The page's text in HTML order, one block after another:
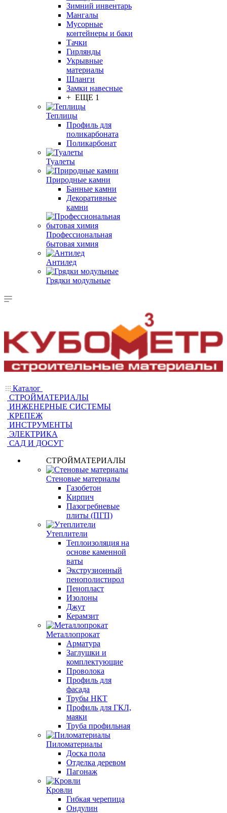
Зимний инвентарь
Мангалы
Мусорные
контейнеры и баки
Тачки
Гирлянды
Укрывные
материалы
Шланги
Замки навесные
+ ЕЩЕ 1
Теплицы
Профиль для
поликарбоната
Поликарбонат
Туалеты
Природные камни
Банные камни
Декоративные
камни
Профессиональная
бытовая химия
Антилед
Грядки модульные
Каталог
СТРОЙМАТЕРИАЛЫ
ИНЖЕНЕРНЫЕ СИСТЕМЫ
КРЕПЕЖ
ИНСТРУМЕНТЫ
ЭЛЕКТРИКА
САД И ДОСУГ
СТРОЙМАТЕРИАЛЫ
Стеновые материалы
Газобетон
Кирпич
Пазогребневые
плиты (ПГП)
Утеплители
Теплоизоляция на
основе каменной
ваты
Экструзионный
пенополистирол
Пенопласт
Изолоны
Джут
Керамзит
Металлопрокат
Арматура
Заглушки и
комплектующие
Проволока
Профиль для
фасада
Трубы НКТ
Профиль для ГКЛ,
маяки
Труба профильная
Пиломатериалы
Доска пола
Отделка деревом
Пагонаж
Кровли
Гибкая черепица
Ондулин